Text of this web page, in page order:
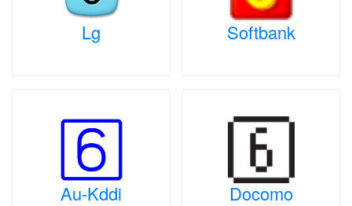
Lg Softbank
Au-Kddi Docomo